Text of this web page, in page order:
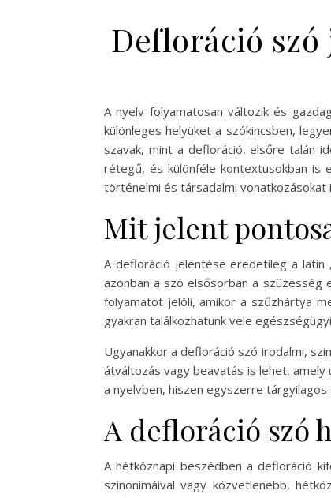
Defloráció szó
A nyelv folyamatosan változik és
különleges helyüket a szókincsben,
szavak, mint a defloráció, elsőre talán
rétegű, és különféle kontextusokban is
történelmi és társadalmi
Mit jelent
A defloráció jelentése eredetileg a latin
azonban a szó elsősorban a
folyamatot jelöli, amikor a szűzhártya
gyakran találkozhatunk vele
Ugyanakkor a defloráció szó irodalmi,
átváltozás vagy beavatás is lehet,
a nyelvben, hiszen egyszerre
A defloráció szó
A hétköznapi beszédben a defloráció
szinonimáival vagy közvetlenebb,